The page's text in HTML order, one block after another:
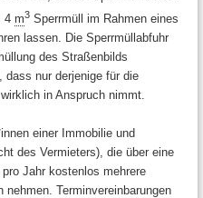
4 m3 Sperrmüll im Rahmen eines
lassen. Die Sperrmüllabfuhr
des Straßenbilds
dass nur derjenige für die
in Anspruch nimmt.
einer Immobilie und
des Vermieters), die über eine
Jahr kostenlos mehrere
nehmen. Terminvereinbarungen